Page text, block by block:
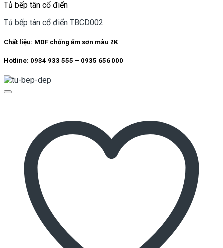
Tủ bếp tân cổ điển
Tủ bếp tân cổ điển TBCD002
Chất liệu: MDF chống ẩm sơn màu 2K
Hotline: 0934 933 555 – 0935 656 000